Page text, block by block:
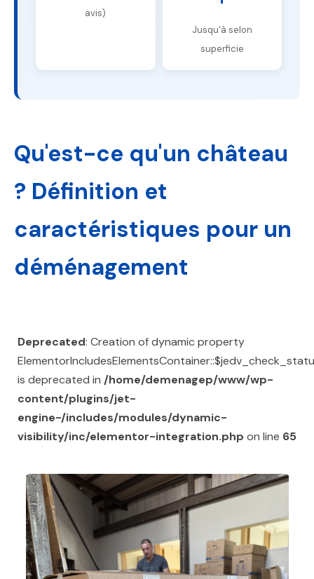
avis)
Jusqu'à selon
superficie
Qu'est-ce qu'un château
? Définition et
caractéristiques pour un
déménagement
Deprecated: Creation of dynamic property
is deprecated in /home/demenagep/www/wp-
content/plugins/jet-
engine-/includes/modules/dynamic-
visibility/inc/elementor-integration.php on line 65